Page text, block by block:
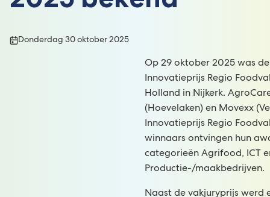
Publicatiedatum:
Donderdag 30 oktober 2025
Op 29 oktober 2025 was
Innovatieprijs Regio
Holland in Nijkerk.
(Hoevelaken) en Movexx
Innovatieprijs Regio
winnaars ontvingen hun
categorieën Agrifood, ICT
Productie-/maakbedrijven.
Naast de vakjuryprijs werd